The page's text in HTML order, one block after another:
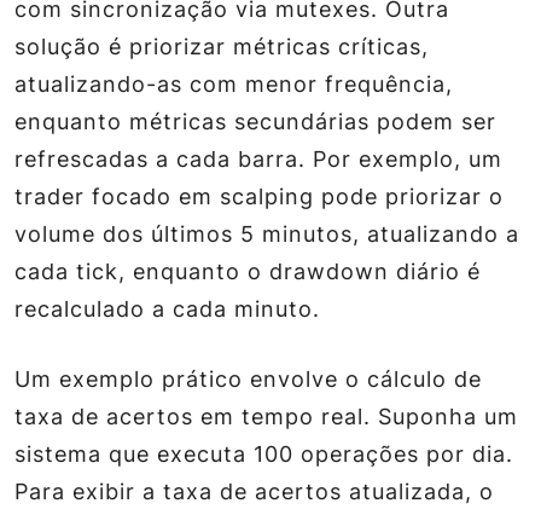
com sincronização via mutexes. Outra
solução é priorizar métricas críticas,
atualizando-as com menor frequência,
enquanto métricas secundárias podem ser
refrescadas a cada barra. Por exemplo, um
trader focado em scalping pode priorizar o
volume dos últimos 5 minutos, atualizando a
cada tick, enquanto o drawdown diário é
recalculado a cada minuto.
Um exemplo prático envolve o cálculo de
taxa de acertos em tempo real. Suponha um
sistema que executa 100 operações por dia.
Para exibir a taxa de acertos atualizada, o